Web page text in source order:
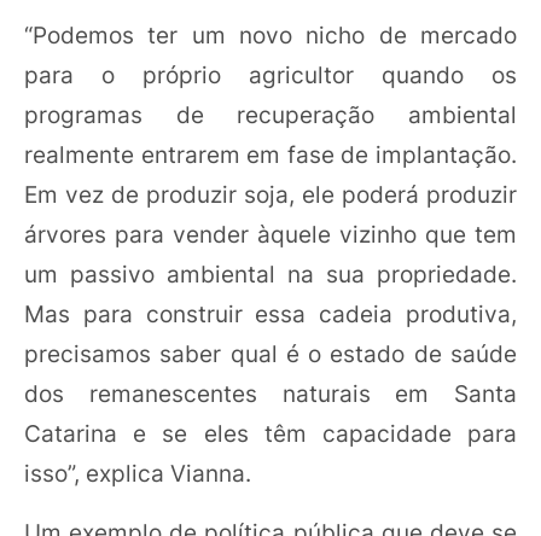
“Podemos ter um novo nicho de mercado
para o próprio agricultor quando os
programas de recuperação ambiental
realmente entrarem em fase de implantação.
Em vez de produzir soja, ele poderá produzir
árvores para vender àquele vizinho que tem
um passivo ambiental na sua propriedade.
Mas para construir essa cadeia produtiva,
precisamos saber qual é o estado de saúde
dos remanescentes naturais em Santa
Catarina e se eles têm capacidade para
isso”, explica Vianna.